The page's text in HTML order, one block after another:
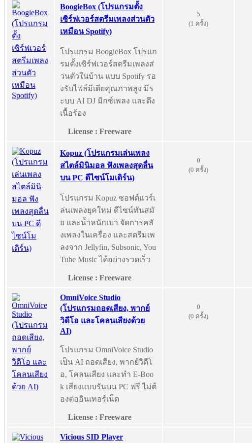
BoogieBox (โปรแกรมตั้ง
เซิร์ฟเวอร์สตรีมเพลงส่วนตัว
เหมือน Spotify)
โปรแกรม BoogieBox โปรแก
รมตั้งเซิร์ฟเวอร์สตรีมเพลงส่
วนตัวในบ้าน แบบ Spotify รอ
งรับไฟล์มีเดียคุณภาพสูง มีร
ะบบ AI DJ มิกซ์เพลง และดึง
เนื้อร้อง
License : Freeware
5
(1 ครั้ง)
Kopuz (โปรแกรมเล่นเพลง
สไตล์มินิมอล ฟังเพลงสุดลื่น
บน PC ดีไซน์โมเดิร์น)
โปรแกรม Kopuz ซอฟต์แวร์เ
ล่นเพลงยุคใหม่ ดีไซน์ทันสมั
ย และน้ำหนักเบา จัดการคลั
งเพลงในเครื่อง และสตรีมเพ
ลงจาก Jellyfin, Subsonic, You
Tube Music ได้อย่างรวดเร็ว
License : Freeware
0
(0 ครั้ง)
OmniVoice Studio
(โปรแกรมถอดเสียง, พากย์
วิดีโอ และโคลนเสียงด้วย
AI)
โปรแกรม OmniVoice Studio
เป็น AI ถอดเสียง, พากย์วิดีโ
อ, โคลนเสียง และทำ E-Boo
k เสียงแบบรันบน PC ฟรี ไม่ต้
องต่ออินเทอร์เน็ต
License : Freeware
0
(0 ครั้ง)
Vicious SID Player